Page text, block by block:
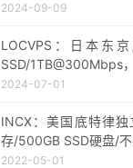
2024-09-09
LOCVPS：日本东
SSD/1TB@300Mbps
2024-07-01
INCX：美国底特律
存/500GB SSD硬盘/
2022-05-01